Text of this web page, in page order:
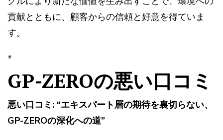
貢献とともに、顧客からの信頼と好意を得ていま
す。
*
GP-ZEROの悪い口コミ
悪い口コミ: “エキスパート層の期待を裏切らない、
GP-ZEROの深化への道”